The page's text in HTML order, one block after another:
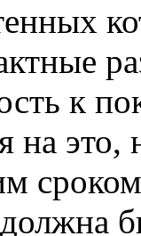
к
на это,